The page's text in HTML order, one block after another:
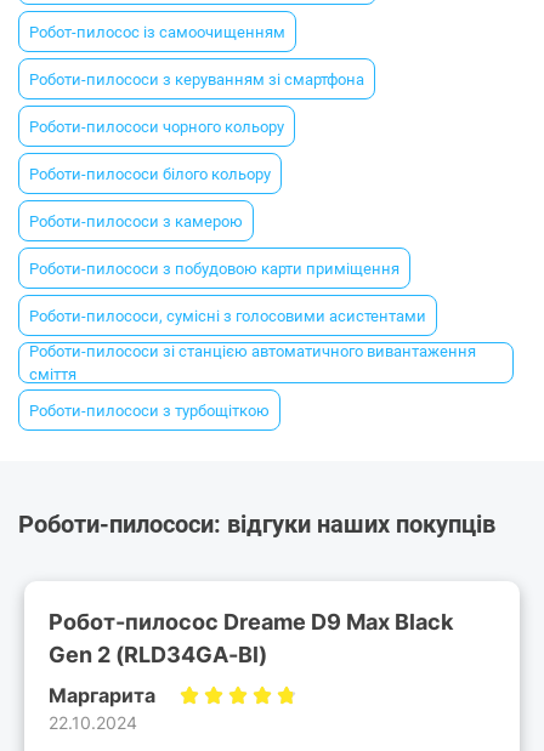
Робот-пилосос із самоочищенням
Роботи-пилососи з керуванням зі смартфона
Роботи-пилососи чорного кольору
Роботи-пилососи білого кольору
Роботи-пилососи з камерою
Роботи-пилососи з побудовою карти приміщення
Роботи-пилососи, сумісні з голосовими асистентами
Роботи-пилососи зі станцією автоматичного вивантаження
сміття
Роботи-пилососи з турбощіткою
Роботи-пилососи: відгуки наших покупців
Робот-пилосос Dreame D9 Max Black
Gen 2 (RLD34GA-Bl)
Маргарита
22.10.2024